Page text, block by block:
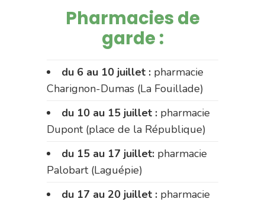
Pharmacies de
garde :
du 6 au 10 juillet : pharmacie
Charignon-Dumas (La Fouillade)
du 10 au 15 juillet : pharmacie
Dupont (place de la République)
du 15 au 17 juillet: pharmacie
Palobart (Laguépie)
du 17 au 20 juillet : pharmacie